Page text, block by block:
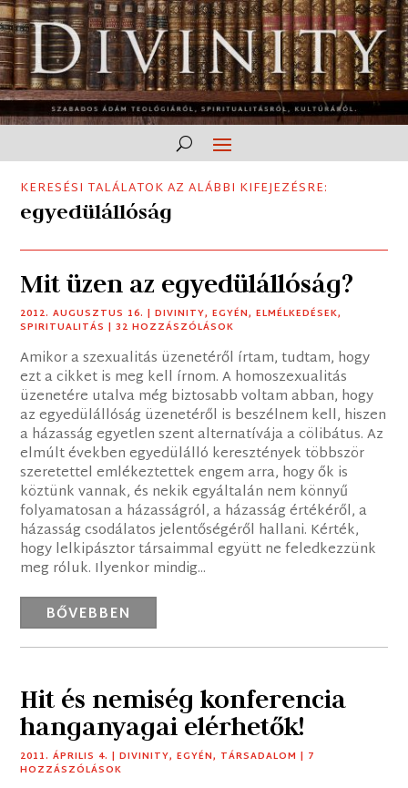
KERESÉSI TALÁLATOK AZ ALÁBBI KIFEJEZÉSRE:
egyedülállóság
Mit üzen az egyedülállóság?
2012. AUGUSZTUS 16. |DIVINITY,EGYÉN,ELMÉLKEDÉSEK,
SPIRITUALITÁS | 32 HOZZÁSZÓLÁSOK
Amikor a szexualitás üzenetéről írtam, tudtam, hogy
ezt a cikket is meg kell írnom. A homoszexualitás
üzenetére utalva még biztosabb voltam abban, hogy
az egyedülállóság üzenetéről is beszélnem kell, hiszen
a házasság egyetlen szent alternatívája a cölibátus. Az
elmúlt években egyedülálló keresztények többször
szeretettel emlékeztettek engem arra, hogy ők is
köztünk vannak, és nekik egyáltalán nem könnyű
folyamatosan a házasságról, a házasság értékéről, a
házasság csodálatos jelentőségéről hallani. Kérték,
hogy lelkipásztor társaimmal együtt ne feledkezzünk
meg róluk. Ilyenkor mindig...
BŐVEBBEN
Hit és nemiség konferencia
hanganyagai elérhetők!
2011. ÁPRILIS 4. |DIVINITY,EGYÉN, TÁRSADALOM | 7
HOZZÁSZÓLÁSOK